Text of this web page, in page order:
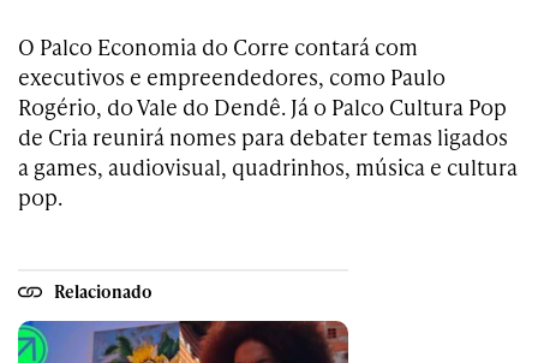
O Palco Economia do Corre contará com
executivos e empreendedores, como Paulo
Rogério, do Vale do Dendê. Já o Palco Cultura Pop
de Cria reunirá nomes para debater temas ligados
a games, audiovisual, quadrinhos, música e cultura
pop.
Relacionado